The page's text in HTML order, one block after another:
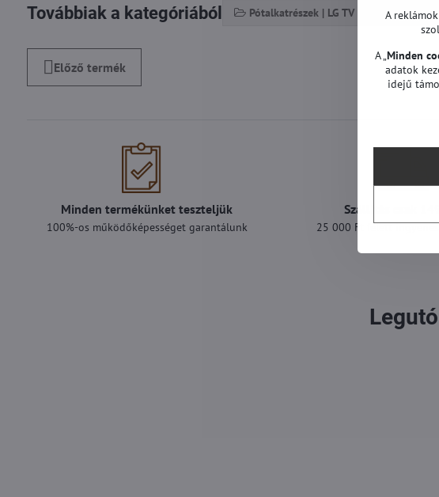
Továbbiak a kategóriából Pótalkatrészek | LG TV
Előző termék
Minden termékünket teszteljük
100%-os működőképességet garantálunk
Szállítás csak
25 000 Ft felett
A
A „Minden
adatok
idejű